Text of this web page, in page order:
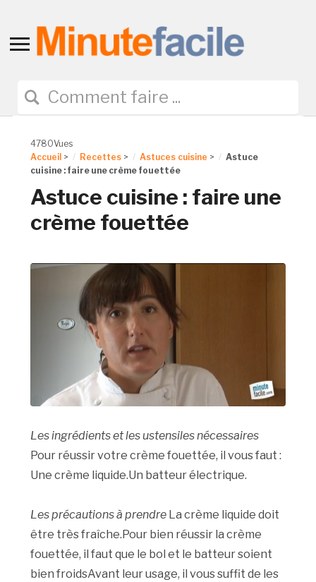
Toggle
navigation
4780Vues
Accueil > Recettes > Astuces cuisine >
Astuce
cuisine : faire une crème fouettée
Astuce cuisine : faire une
crème fouettée
Les ingrédients et les ustensiles nécessaires
Pour réussir votre crème fouettée, il vous faut :
Une crème liquide.Un batteur électrique.
Les précautions à prendre La crème liquide doit
être très fraîche.Pour bien réussir la crème
fouettée, il faut que le bol et le batteur soient
bien froidsAvant leur usage, il vous suffit de les